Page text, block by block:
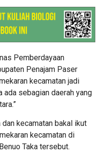
Pemberdayaan
Penajam Paser
kecamatan jadi
sebagian daerah yang
kecamatan bakal ikut
kecamatan di
Taka tersebut.